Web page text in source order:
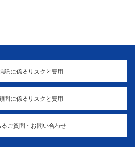
託に係るリスクと費用
問に係るリスクと費用
るご質問・お問い合わせ